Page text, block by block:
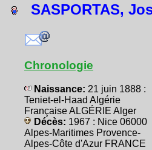
SASPORTAS,
Chronologie
Naissance: 21 juin 1888 :
Teniet-el-Haad Algérie
Française ALGÉRIE Alger
Décès: 1967 : Nice 06000
Alpes-Maritimes Provence-
Alpes-Côte d'Azur FRANCE